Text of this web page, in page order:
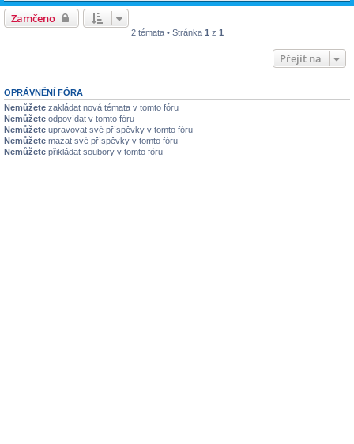
Zamčeno
2 témata • Stránka 1 z 1
Přejít na
OPRÁVNĚNÍ FÓRA
Nemůžete zakládat nová témata v tomto fóru
Nemůžete odpovídat v tomto fóru
Nemůžete upravovat své příspěvky v tomto fóru
Nemůžete mazat své příspěvky v tomto fóru
Nemůžete přikládat soubory v tomto fóru